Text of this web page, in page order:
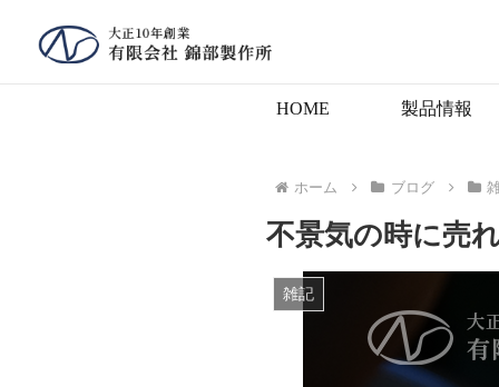
HOME 製品情報
ホーム ブログ
不景気の時に売
雑記